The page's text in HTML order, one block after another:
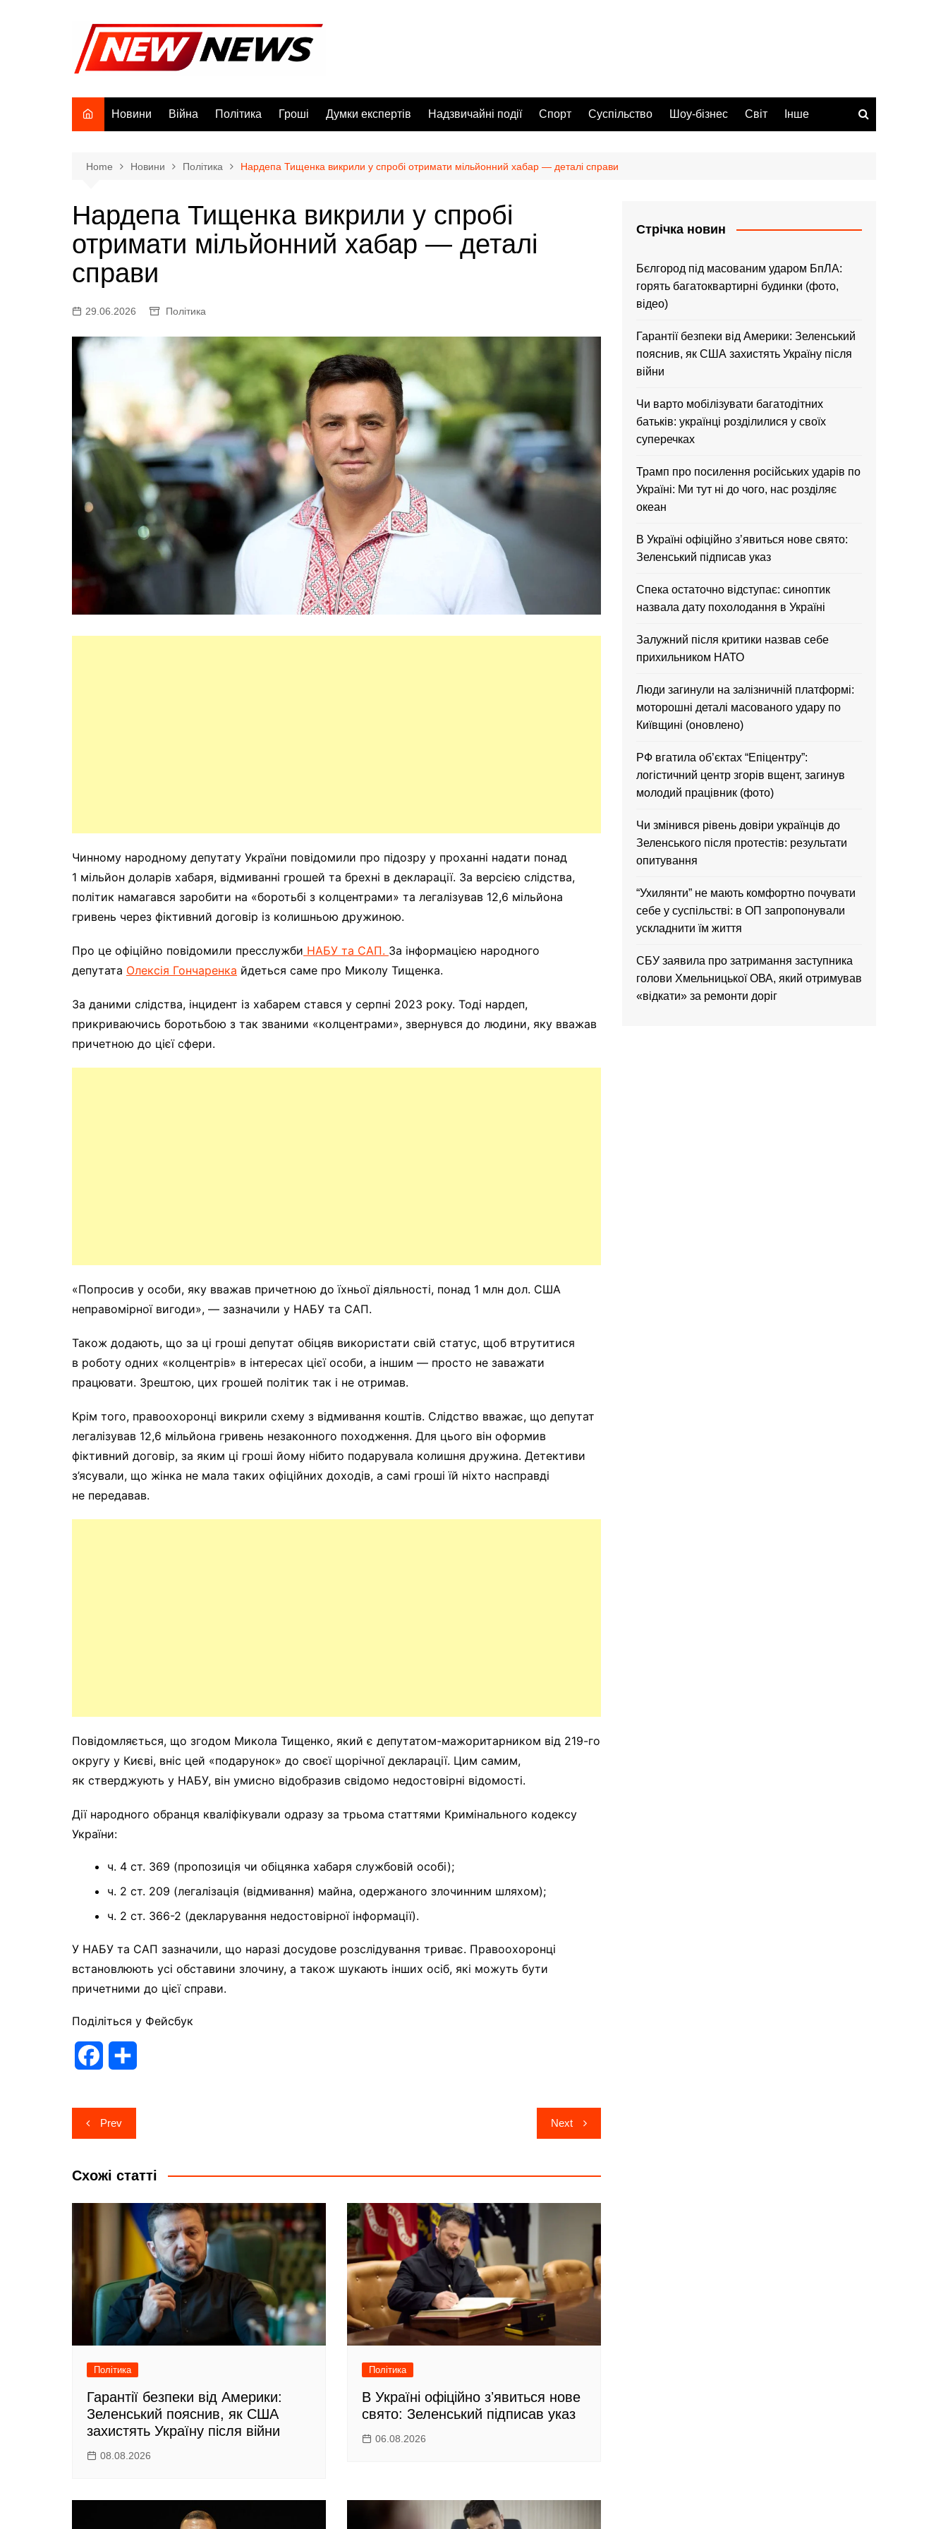
Новини Війна Політика Гроші Думки експертів Надзвичайні події Спорт Суспільство Шоу-бізнес Світ Інше
Home Новини Політика Нардепа Тищенка викрили у спробі отримати мільйонний хабар — деталі справи
Нардепа Тищенка викрили у спробі
отримати мільйонний хабар — деталі
справи
29.06.2026 Політика
Чинному народному депутату України повідомили про підозру у проханні надати понад
1 мільйон доларів хабаря, відмиванні грошей та брехні в декларації. За версією слідства,
політик намагався заробити на «боротьбі з колцентрами» та легалізував 12,6 мільйона
гривень через фіктивний договір із колишньою дружиною.
Про це офіційно повідомили пресслужби НАБУ та САП. За інформацією народного
депутата Олексія Гончаренка йдеться саме про Миколу Тищенка.
За даними слідства, інцидент із хабарем стався у серпні 2023 року. Тоді нардеп,
прикриваючись боротьбою з так званими «колцентрами», звернувся до людини, яку вважав
причетною до цієї сфери.
«Попросив у особи, яку вважав причетною до їхньої діяльності, понад 1 млн дол. США
неправомірної вигоди», — зазначили у НАБУ та САП.
Також додають, що за ці гроші депутат обіцяв використати свій статус, щоб втрутитися
в роботу одних «колцентрів» в інтересах цієї особи, а іншим — просто не заважати
працювати. Зрештою, цих грошей політик так і не отримав.
Крім того, правоохоронці викрили схему з відмивання коштів. Слідство вважає, що депутат
легалізував 12,6 мільйона гривень незаконного походження. Для цього він оформив
фіктивний договір, за яким ці гроші йому нібито подарувала колишня дружина. Детективи
з’ясували, що жінка не мала таких офіційних доходів, а самі гроші їй ніхто насправді
не передавав.
Повідомляється, що згодом Микола Тищенко, який є депутатом-мажоритарником від 219-го
округу у Києві, вніс цей «подарунок» до своєї щорічної декларації. Цим самим,
як стверджують у НАБУ, він умисно відобразив свідомо недостовірні відомості.
Дії народного обранця кваліфікували одразу за трьома статтями Кримінального кодексу
України:
ч. 4 ст. 369 (пропозиція чи обіцянка хабаря службовій особі);
ч. 2 ст. 209 (легалізація (відмивання) майна, одержаного злочинним шляхом);
ч. 2 ст. 366-2 (декларування недостовірної інформації).
У НАБУ та САП зазначили, що наразі досудове розслідування триває. Правоохоронці
встановлюють усі обставини злочину, а також шукають інших осіб, які можуть бути
причетними до цієї справи.
Поділіться у Фейсбук
c
e
b
т
с
я
Навігація
записів
Prev Next
Схожі статті
Політика
Гарантії безпеки від Америки:
Зеленський пояснив, як США
захистять Україну після війни
08.08.2026
Політика
В Україні офіційно зʼявиться нове
свято: Зеленський підписав указ
06.08.2026
Стрічка новин
Бєлгород під масованим ударом БпЛА:
горять багатоквартирні будинки (фото,
відео)
Гарантії безпеки від Америки: Зеленський
пояснив, як США захистять Україну після
війни
Чи варто мобілізувати багатодітних
батьків: українці розділилися у своїх
суперечках
Трамп про посилення російських ударів по
Україні: Ми тут ні до чого, нас розділяє
океан
В Україні офіційно зʼявиться нове свято:
Зеленський підписав указ
Спека остаточно відступає: синоптик
назвала дату похолодання в Україні
Залужний після критики назвав себе
прихильником НАТО
Люди загинули на залізничній платформі:
моторошні деталі масованого удару по
Київщині (оновлено)
РФ вгатила об’єктах “Епіцентру”:
логістичний центр згорів вщент, загинув
молодий працівник (фото)
Чи змінився рівень довіри українців до
Зеленського після протестів: результати
опитування
“Ухилянти” не мають комфортно почувати
себе у суспільстві: в ОП запропонували
ускладнити їм життя
CБУ заявила про затримання заступника
голови Хмельницької ОВА, який отримував
«відкати» за ремонти доріг